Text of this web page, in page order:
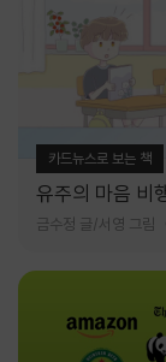
카드뉴스로 보는 책
유주의 마음 비
금수정 글/서영 그림